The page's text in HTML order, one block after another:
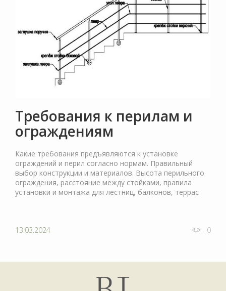
Требования к перилам и
ограждениям
Какие требования предъявляются к установке
ограждений и перил согласно нормам. Правильный
выбор конструкции и материалов. Высота перильного
ограждения, расстояние между стойками, правила
установки и монтажа для лестниц, балконов, террас
13.03.2024 - 0